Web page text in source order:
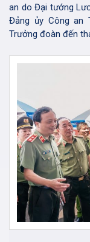
an do Đại tướng
Đảng ủy Công an
Trưởng đoàn đến